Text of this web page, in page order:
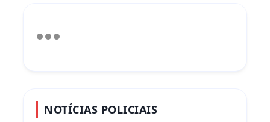
NOTÍCIAS POLICIAIS